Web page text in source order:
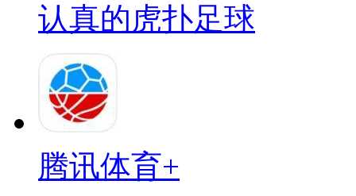
认真的虎扑足球
腾讯体育+